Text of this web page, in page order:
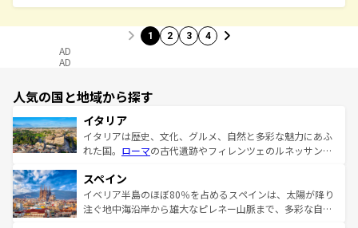
1 2 3 4
AD
AD
人気の国と地域から探す
イタリア
イタリアは歴史、文化、グルメ、自然と多彩な魅力にあふ
れた国。 ローマの古代遺跡やフィレンツェのルネッサンス
ろん、トスカーナの美しい田園風景やアマルフィ海岸の絶
景など、自然景観も見逃せない。観光の合間には、本場の
ピザやパスタなど、絶品のイタリア料理を堪能することも
スペイン
イベリア半島のほぼ80％を占めるスペインは、太陽が降り
注ぐ地中海沿岸から雄大なピレネー山脈まで、多彩な自然